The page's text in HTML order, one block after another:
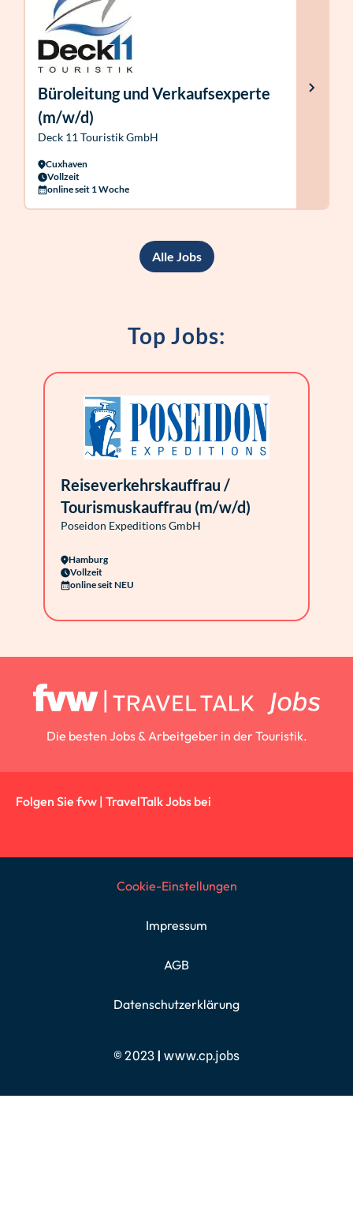
Büroleitung und Verkaufsexperte
(m/w/d)
Deck 11 Touristik GmbH
Cuxhaven
Vollzeit
online seit 1 Woche
Alle Jobs
Top Jobs:
Reiseverkehrskauffrau /
Tourismuskauffrau (m/w/d)
Poseidon Expeditions GmbH
Hamburg
Vollzeit
online seit NEU
Die besten Jobs & Arbeitgeber in der Touristik.
Folgen Sie fvw | TravelTalk Jobs bei
Cookie-Einstellungen
Impressum
AGB
Datenschutzerklärung
© 2023 www.cp.jobs